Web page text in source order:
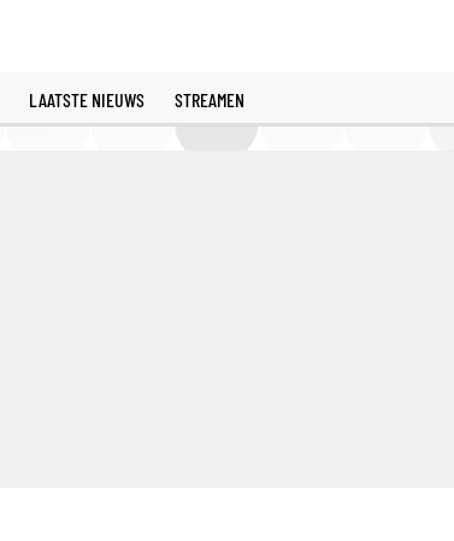
LAATSTE NIEUWS STREAMEN